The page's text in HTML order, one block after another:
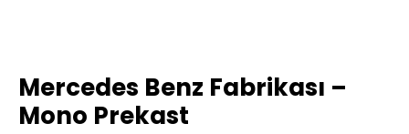
Mercedes Benz Fabrikası –
Mono Prekast